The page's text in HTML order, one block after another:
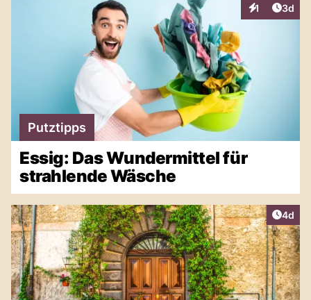
1
Interaktionen
3d
Putztipps
Essig: Das Wundermittel für
strahlende Wäsche
4d